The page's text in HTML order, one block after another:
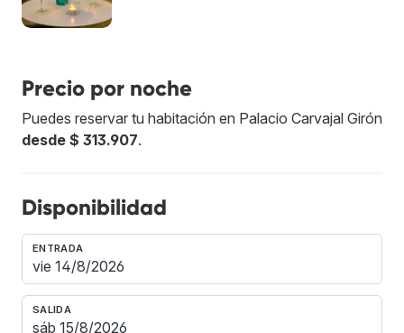
Precio por noche
Puedes reservar tu habitación en Palacio Carvajal Girón
desde $ 313.907.
Disponibilidad
ENTRADA
SALIDA